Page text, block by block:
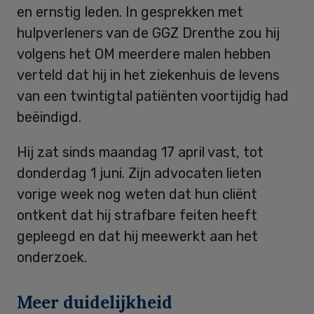
en ernstig leden. In gesprekken met
hulpverleners van de GGZ Drenthe zou hij
volgens het OM meerdere malen hebben
verteld dat hij in het ziekenhuis de levens
van een twintigtal patiënten voortijdig had
beëindigd.
Hij zat sinds maandag 17 april vast, tot
donderdag 1 juni. Zijn advocaten lieten
vorige week nog weten dat hun cliënt
ontkent dat hij strafbare feiten heeft
gepleegd en dat hij meewerkt aan het
onderzoek.
Meer duidelijkheid